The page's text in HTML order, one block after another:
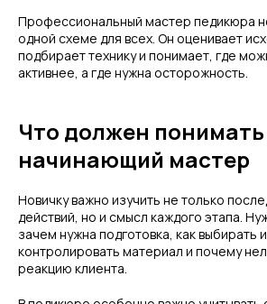
Профессиональный мастер педикюра
одной схеме для всех. Он оценивает
подбирает технику и понимает, где
активнее, а где нужна осторожность.
Что должен понимать
начинающий мастер
Новичку важно изучить не только
действий, но и смысл каждого этапа.
зачем нужна подготовка, как выбирать
контролировать материал и почему
реакцию клиента.